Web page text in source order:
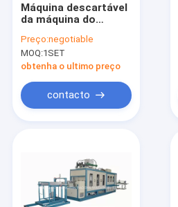
produtos
Quem Somos
Máquina descartável
da máquina do
alimento da espuma
do
picosegundo/folha
Preço:negotiable
MOQ:1SET
obtenha o ultimo preço
contacto